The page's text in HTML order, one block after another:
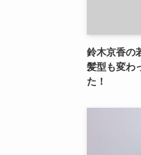
鈴木京香の
髪型も変わ
た！